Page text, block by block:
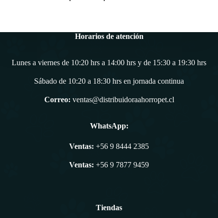
Horarios de atención
Lunes a viernes de 10:20 hrs a 14:00 hrs y de 15:30 a 19:30 hrs
Sábado de 10:20 a 18:30 hrs en jornada continua
Correo: ventas@distribuidoraahorropet.cl
WhatsApp:
Ventas: +56 9 8444 2385
Ventas: +56 9 7877 9459
Tiendas